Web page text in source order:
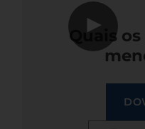
▶
Quais